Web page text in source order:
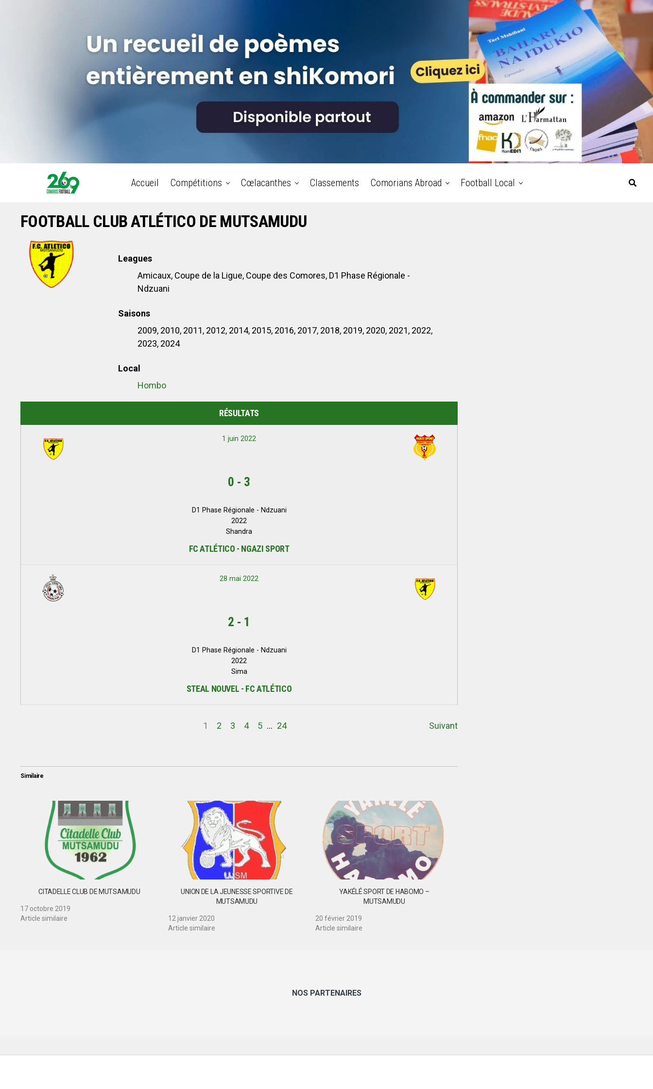
Accueil Compétitions Cœlacanthes Classements Comorians Abroad Football Local
FOOTBALL CLUB ATLÉTICO DE MUTSAMUDU
Leagues
Amicaux, Coupe de la Ligue, Coupe des Comores, D1 Phase Régionale -
Ndzuani
Saisons
2009, 2010, 2011, 2012, 2014, 2015, 2016, 2017, 2018, 2019, 2020, 2021, 2022,
2023, 2024
Local
Hombo
RÉSULTATS
1 juin 2022
0 - 3
D1 Phase Régionale - Ndzuani
2022
Shandra
FC ATLÉTICO - NGAZI SPORT
28 mai 2022
2 - 1
D1 Phase Régionale - Ndzuani
2022
Sima
STEAL NOUVEL - FC ATLÉTICO
1 2 3 4 5 … 24 Suivant
Similaire
CITADELLE CLUB DE MUTSAMUDU
17 octobre 2019
Article similaire
UNION DE LA JEUNESSE SPORTIVE DE
MUTSAMUDU
12 janvier 2020
Article similaire
YAKÉLÉ SPORT DE HABOMO –
MUTSAMUDU
20 février 2019
Article similaire
NOS PARTENAIRES